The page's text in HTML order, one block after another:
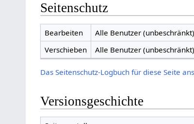
Seitenschutz
Bearbeiten
Alle Benutzer (unbeschränkt)
Verschieben
Alle Benutzer (unbeschränkt)
Das Seitenschutz-Logbuch für diese Seite
Versionsgeschichte